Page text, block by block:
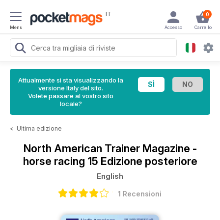
Menu
IT 0
Carrello
Accesso
Attualmente si sta visualizzando la
versione Italy del sito.
Volete passare al vostro sito
locale?
< Ultima edizione
North American Trainer Magazine -
horse racing 15 Edizione posteriore
English
1 Recensioni